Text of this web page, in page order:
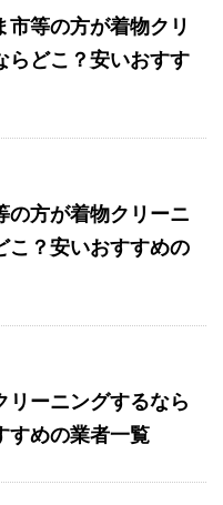
市等の方が着物クリ
らどこ？安いおすす
の方が着物クリーニ
こ？安いおすすめの
リーニングするなら
すめの業者一覧